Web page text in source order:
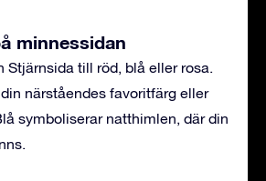
minnessidan
Stjärnsida till röd, blå eller rosa.
närståendes favoritfärg eller
symboliserar natthimlen, där din